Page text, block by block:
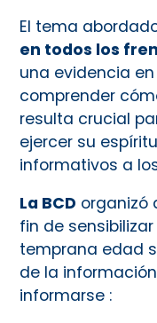
El tema
en todos los
una evidencia
comprender
resulta crucial
ejercer su
informativos a
La BCD organizó
fin de
temprana edad
de la
informarse :